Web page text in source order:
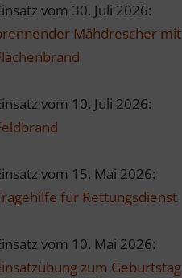
vom 30. Juli 2026:
Mähdrescher mit
vom 10. Juli 2026:
vom 15. Mai 2026:
für Rettungsdienst
vom 10. Mai 2026:
zum Geburtstag